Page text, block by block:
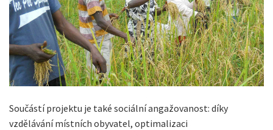
Součástí projektu je také sociální angažovanost: díky
vzdělávání místních obyvatel, optimalizaci